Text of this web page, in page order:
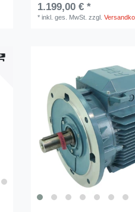
1.199,00 € *
*inkl. ges. MwSt. zzgl.